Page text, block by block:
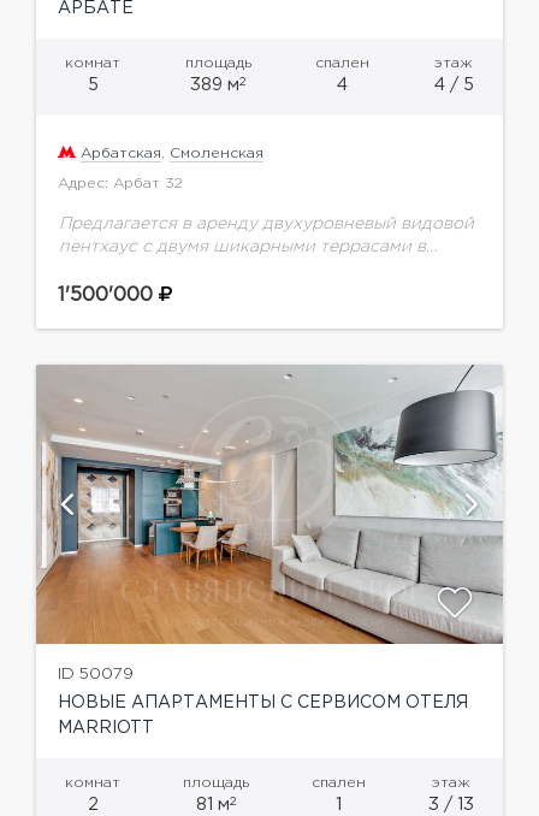
АРБАТЕ
комнат
5
площадь
389 м2
спален
4
этаж
4 / 5
Арбатская, Смоленская
Адрес: Арбат 32
Предлагается в аренду двухуровневый видовой
пентхаус с двумя шикарными террасами в
Арбате.Планировка 1-го этажа: гостиная с
1'500'000
ID 50079
НОВЫЕ АПАРТАМЕНТЫ С СЕРВИСОМ ОТЕЛЯ
MARRIOTT
комнат
2
площадь
81 м2
спален этаж
3 / 13